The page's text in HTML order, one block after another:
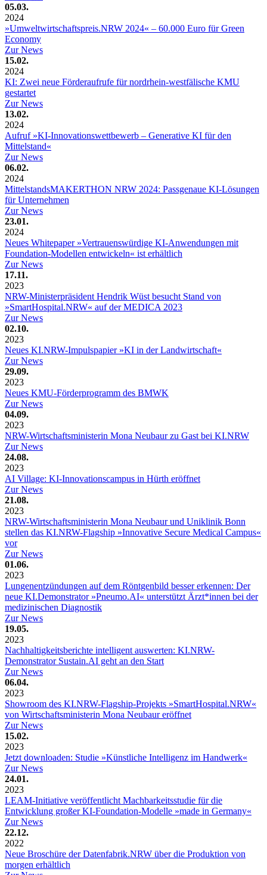
05.03.
2024
»Umweltwirtschaftspreis.NRW 2024« – 60.000 Euro für Green
Economy
Zur News
15.02.
2024
KI: Zwei neue Förderaufrufe für nordrhein-westfälische KMU
gestartet
Zur News
13.02.
2024
Aufruf »KI-Innovationswettbewerb – Generative KI für den
Mittelstand«
Zur News
06.02.
2024
MittelstandsMAKERTHON NRW 2024: Passgenaue KI-Lösungen
für Unternehmen
Zur News
23.01.
2024
Neues Whitepaper »Vertrauenswürdige KI-Anwendungen mit
Foundation-Modellen entwickeln« ist erhältlich
Zur News
17.11.
2023
NRW-Ministerpräsident Hendrik Wüst besucht Stand von
»SmartHospital.NRW« auf der MEDICA 2023
Zur News
02.10.
2023
Neues KI.NRW-Impulspapier »KI in der Landwirtschaft«
Zur News
29.09.
2023
Neues KMU-Förderprogramm des BMWK
Zur News
04.09.
2023
NRW-Wirtschaftsministerin Mona Neubaur zu Gast bei KI.NRW
Zur News
24.08.
2023
AI Village: KI-Innovationscampus in Hürth eröffnet
Zur News
21.08.
2023
NRW-Wirtschaftsministerin Mona Neubaur und Uniklinik Bonn
stellen das KI.NRW-Flagship »Innovative Secure Medical Campus«
vor
Zur News
01.06.
2023
Lungenentzündungen auf dem Röntgenbild besser erkennen: Der
neue KI.Demonstrator »Pneumo.AI« unterstützt Ärzt*innen bei der
medizinischen Diagnostik
Zur News
19.05.
2023
Nachhaltigkeitsberichte intelligent auswerten: KI.NRW-
Demonstrator Sustain.AI geht an den Start
Zur News
06.04.
2023
Showroom des KI.NRW-Flagship-Projekts »SmartHospital.NRW«
von Wirtschaftsministerin Mona Neubaur eröffnet
Zur News
15.02.
2023
Jetzt downloaden: Studie »Künstliche Intelligenz im Handwerk«
Zur News
24.01.
2023
LEAM-Initiative veröffentlicht Machbarkeitsstudie für die
Entwicklung großer KI-Foundation-Modelle »made in Germany«
Zur News
22.12.
2022
Neue Broschüre der Datenfabrik.NRW über die Produktion von
morgen erhältlich